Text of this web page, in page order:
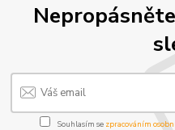
Souhlasím se zpracováním